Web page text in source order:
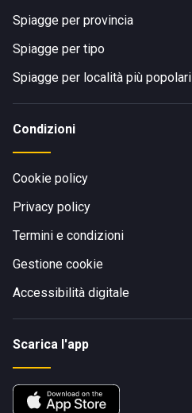
Spiagge per provincia
Spiagge per tipo
Spiagge per località più popolari
Condizioni
Cookie policy
Privacy policy
Termini e condizioni
Gestione cookie
Accessibilità digitale
Scarica l'app